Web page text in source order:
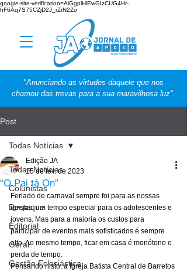
google-site-verification=AlGgplHlEwGIzCUG4Hr-
hF6Aq7S75CZjD2J_rZrN2Zo
"Anunciando as virtudes daquele que nos
chamou das trevas para a sua maravilhosa luz".
Post
Todas Notícias
Colunistas
Destaque
Editorial
Geral
Gestão Eclesiástica
Todas Notícias
“O Pai tá On”
Edição JA
15 de fev. de 2023
Feriado de carnaval sempre foi para as nossas
igrejas, um tempo especial para os adolescentes e
jovens. Mas para a maioria os custos para
participar de eventos mais sofisticados é sempre
alto. Ao mesmo tempo, ficar em casa é monótono e
perda de tempo.
Pensando nisto, a Igreja Batista Central de Barretos